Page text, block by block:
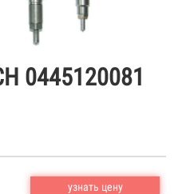
0445120081
узнать цену